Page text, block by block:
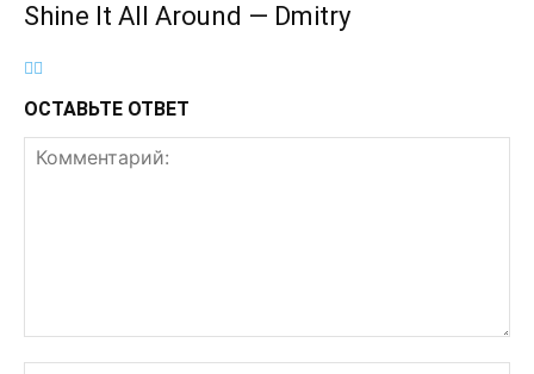
Shine It All Around — Dmitry
ОСТАВЬТЕ ОТВЕТ